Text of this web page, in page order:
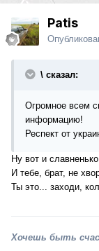
Patis
\ сказал:
Огромное всем
информацию!
Респект от
Ну вот и
И тебе, брат, не
Ты это... заходи,
Хочешь быть